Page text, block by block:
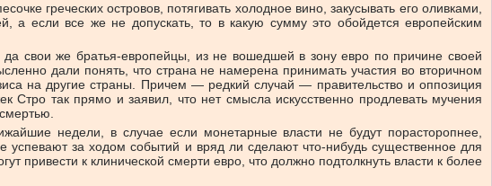
греческих островов, потягивать холодное вино, закусывать его оливками,
если все же не допускать, то в какую сумму это обойдется европейским
свои же братья-европейцы, из не вошедшей в зону евро по причине своей
дали понять, что страна не намерена принимать участия во вторичном
на другие страны. Причем — редкий случай — правительство и оппозиция
так прямо и заявил, что нет смысла искусственно продлевать мучения
недели, в случае если монетарные власти не будут порасторопнее,
за ходом событий и вряд ли сделают что-нибудь существенное для
к клинической смерти евро, что должно подтолкнуть власти к более